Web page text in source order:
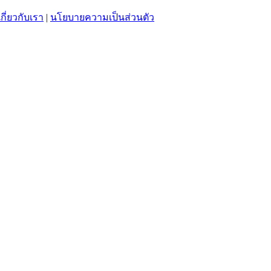
กี่ยวกับเรา | นโยบายความเป็นส่วนตัว